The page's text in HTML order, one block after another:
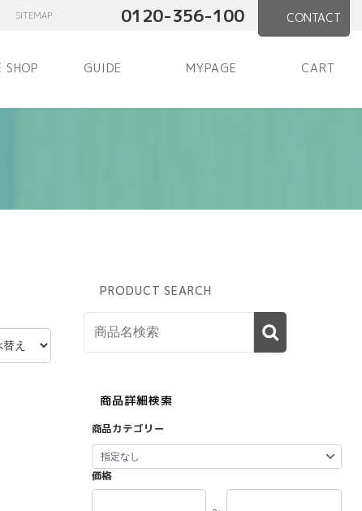
SITEMAP 0120-356-100 CONTACT
SHOP GUIDE MYPAGE CART
PRODUCT SEARCH
商品詳細検索
商品カテゴリー
価格